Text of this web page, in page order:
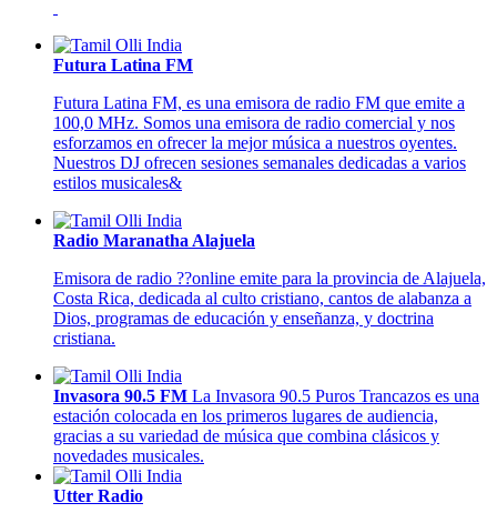
Futura Latina FM
Futura Latina FM, es una emisora de radio FM que emite a
100,0 MHz. Somos una emisora de radio comercial y nos
esforzamos en ofrecer la mejor música a nuestros oyentes.
Nuestros DJ ofrecen sesiones semanales dedicadas a varios
estilos musicales&
Radio Maranatha Alajuela
Emisora de radio ??online emite para la provincia de Alajuela,
Costa Rica, dedicada al culto cristiano, cantos de alabanza a
Dios, programas de educación y enseñanza, y doctrina
cristiana.
Invasora 90.5 FM La Invasora 90.5 Puros Trancazos es una
estación colocada en los primeros lugares de audiencia,
gracias a su variedad de música que combina clásicos y
novedades musicales.
Utter Radio